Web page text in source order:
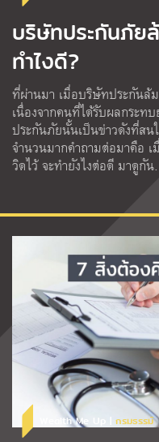
บริษัทประกันภัย
ทำไงดี?
ที่ผ่านมา เมื่อบริษัทประกันล้
เนื่องจากคนที่ได้รับผลกระท
ประกันภัยนั้นเป็นข่าวดังที่สน
จำนวนมากคำถามต่อมาคือ
วิดไว้ จะทำยังไงต่อดี มาดูกั
Wealth Me Up | กรมธรรม์